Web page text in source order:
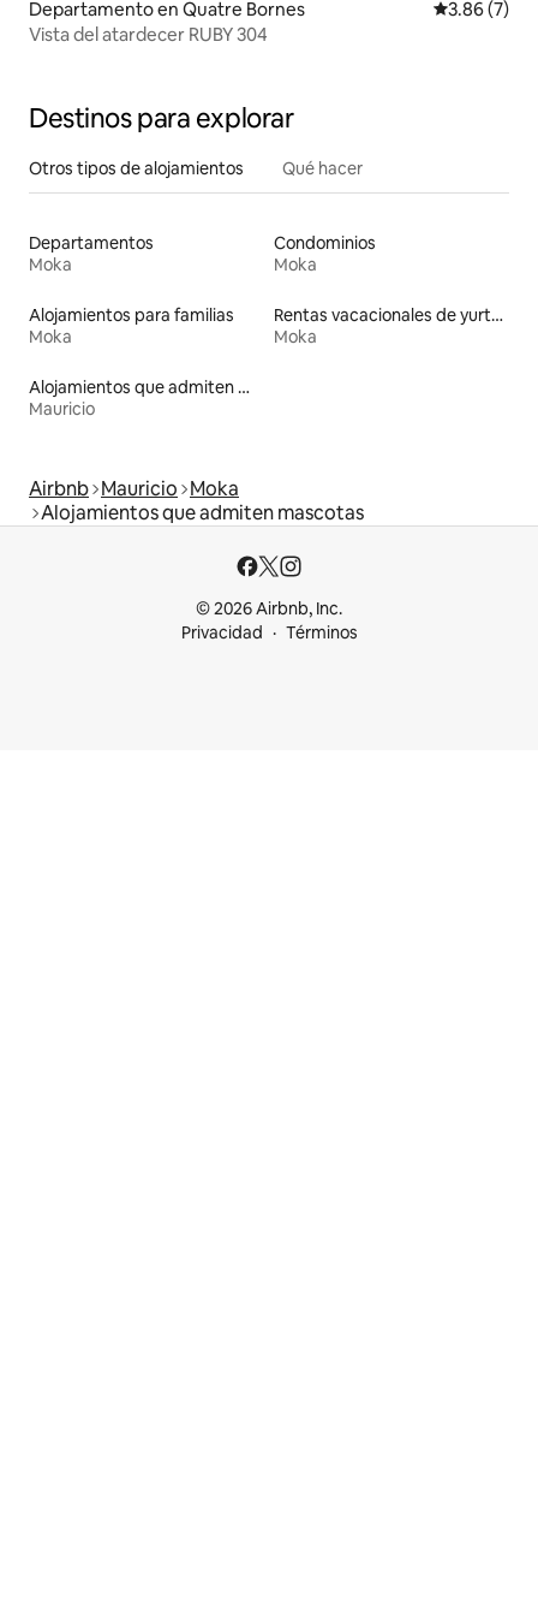
Departamento en Quatre Bornes Calificación
3.86 (7)
Vista del atardecer RUBY 304
Destinos para explorar
Otros tipos de alojamientos Qué hacer
Departamentos
Moka
Condominios
Moka
Alojamientos para familias
Moka
Rentas vacacionales de yurtas con jacuzzi
Moka
Alojamientos que admiten mascotas
Mauricio
Airbnb Mauricio Moka
Alojamientos que admiten mascotas
© 2026 Airbnb, Inc.
Privacidad
Términos